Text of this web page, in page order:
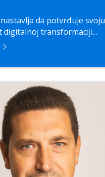
da potvrđuje svoju
digitalnoj transformaciji...